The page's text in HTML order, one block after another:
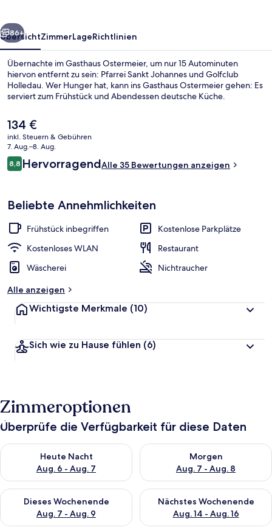
Kamin
Weiter
86+
ÜbersichtZimmerLageRichtlinien
Übernachte im Gasthaus Ostermeier, um nur 15 Autominuten
hiervon entfernt zu sein: Pfarrei Sankt Johannes und Golfclub
Holledau. Wer Hunger hat, kann ins Gasthaus Ostermeier gehen: Es
serviert zum Frühstück und Abendessen deutsche Küche.
Der
aktuelle
Preis
beträgt
134 €.
134 €
inkl. Steuern & Gebühren
7. Aug.–8. Aug.
Bewertungen
8,88,8 von 10.
HervorragendAlle 35 Bewertungen anzeigen
Beliebte Annehmlichkeiten
Frühstück inbegriffen
Kostenlose Parkplätze
Kostenloses WLAN
Restaurant
Wäscherei
Nichtraucher
Alle anzeigen
Wichtigste Merkmale (10)
Sich wie zu Hause fühlen (6)
Zimmeroptionen
Überprüfe die Verfügbarkeit für diese Daten
Heute Nacht
Aug. 6 - Aug. 7
Überprüfe die Verfügbarkeit für heute Nacht, Aug. 6 - Aug. 7.
Morgen
Aug. 7 - Aug. 8
Überprüfe die Verfügbarkeit
Dieses Wochenende
Aug. 7 - Aug. 9
Überprüfe die Verfügbarkeit für dieses Wochenende, Aug. 7
Nächstes Wochenende
Aug. 14 - Aug. 16
Überprüfe die Verfügbarkeit